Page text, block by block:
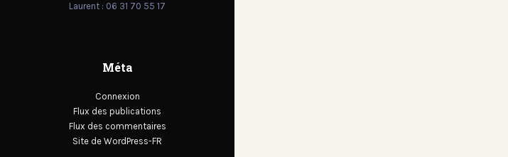
Laurent : 06 31 70 55 17
Méta
Connexion
Flux des publications
Flux des commentaires
Site de WordPress-FR